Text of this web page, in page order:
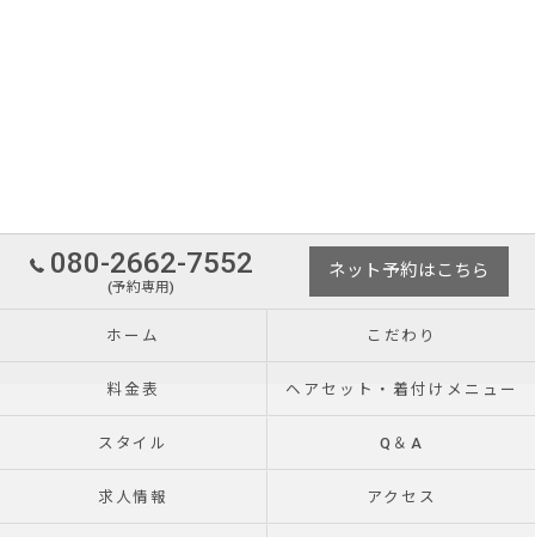
080-2662-7552
(予約専用)
ネット予約はこちら
ホーム こだわり
料金表 ヘアセット・着付けメニュー
スタイル Q＆A
求人情報 アクセス